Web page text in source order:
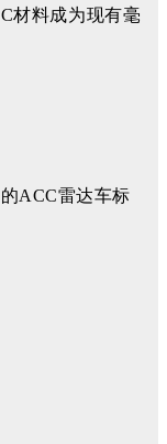
材料成为现有毫
ACC雷达车标